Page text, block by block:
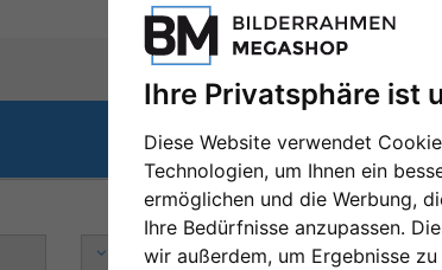
Ihre Privatsphäre ist
Diese Website verwendet
Technologien, um Ihnen ein
ermöglichen und die Werbung,
Ihre Bedürfnisse anzupassen.
wir außerdem, um Ergebnisse zu
Farbe